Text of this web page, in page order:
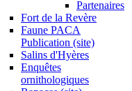
Partenaires
Fort de la Revère
Faune PACA
Publication (site)
Salins d'Hyères
Enquêtes
ornithologiques